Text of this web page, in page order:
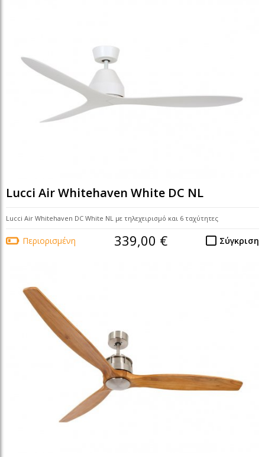
Lucci Air Whitehaven White DC NL
Lucci Air Whitehaven DC White NL με τηλεχειρισμό και 6 ταχύτητες
Περιορισμένη Σύγκριση
339,00 €